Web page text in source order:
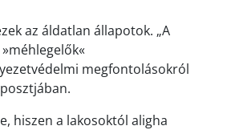
az áldatlan állapotok. „A
megfontolásokról
hiszen a lakosoktól aligha